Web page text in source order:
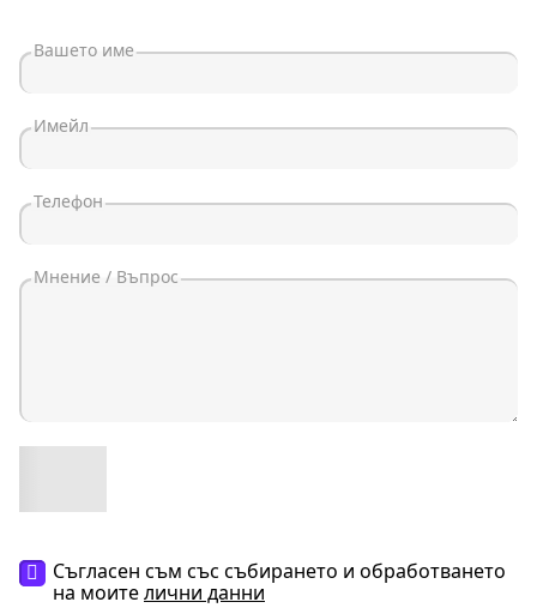
Съгласен съм със събирането и обработването
на моителични данни